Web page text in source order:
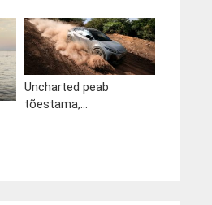
Uncharted peab
tõestama,...